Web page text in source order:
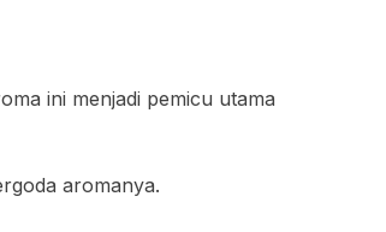
ini menjadi pemicu utama
aromanya.